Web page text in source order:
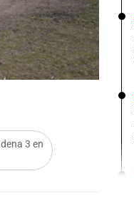
3 en
El huracán de Arequito